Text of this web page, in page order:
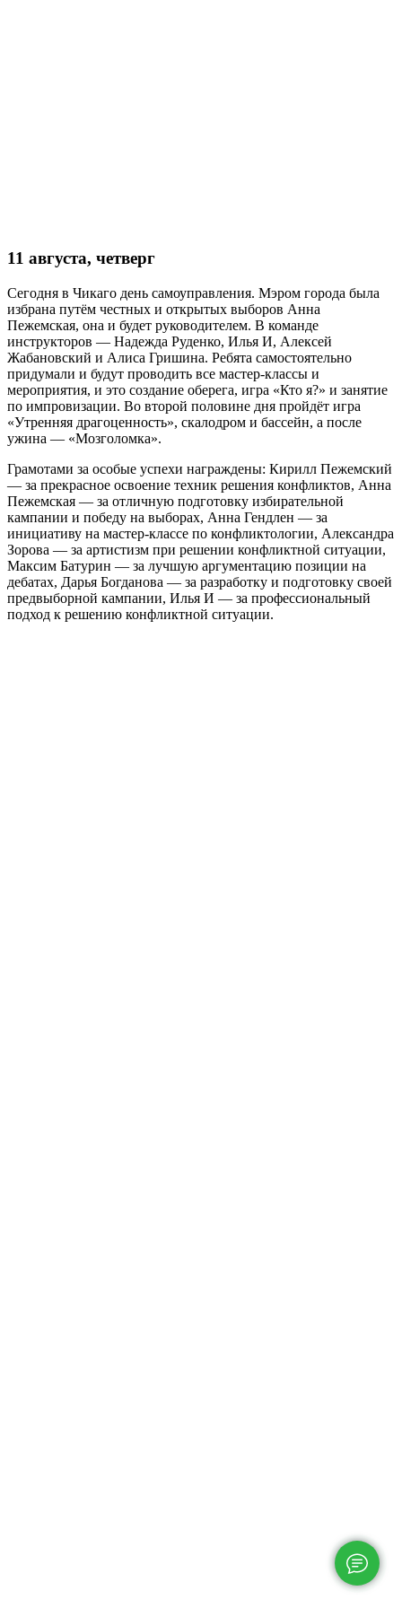
11 августа, четверг
Сегодня в Чикаго день самоуправления. Мэром города была
избрана путём честных и открытых выборов Анна
Пежемская, она и будет руководителем. В команде
инструкторов — Надежда Руденко, Илья И, Алексей
Жабановский и Алиса Гришина. Ребята самостоятельно
придумали и будут проводить все мастер-классы и
мероприятия, и это создание оберега, игра «Кто я?» и занятие
по импровизации. Во второй половине дня пройдёт игра
«Утренняя драгоценность», скалодром и бассейн, а после
ужина — «Мозголомка».
Грамотами за особые успехи награждены: Кирилл Пежемский
— за прекрасное освоение техник решения конфликтов, Анна
Пежемская — за отличную подготовку избирательной
кампании и победу на выборах, Анна Гендлен — за
инициативу на мастер-классе по конфликтологии, Александра
Зорова — за артистизм при решении конфликтной ситуации,
Максим Батурин — за лучшую аргументацию позиции на
дебатах, Дарья Богданова — за разработку и подготовку своей
предвыборной кампании, Илья И — за профессиональный
подход к решению конфликтной ситуации.